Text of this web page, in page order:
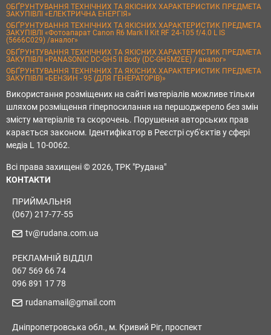
ОБҐРУНТУВАННЯ ТЕХНІЧНИХ ТА ЯКІСНИХ ХАРАКТЕРИСТИК ПРЕДМЕТА
ЗАКУПІВЛІ «ЕЛЕКТРИЧНА ЕНЕРГІЯ»
ОБҐРУНТУВАННЯ ТЕХНІЧНИХ ТА ЯКІСНИХ ХАРАКТЕРИСТИК ПРЕДМЕТА
ЗАКУПІВЛІ «Фотоапарат Canon R6 Mark II Kit RF 24-105 f/4.0 L IS
(5666C029) /аналог»
ОБҐРУНТУВАННЯ ТЕХНІЧНИХ ТА ЯКІСНИХ ХАРАКТЕРИСТИК ПРЕДМЕТА
ЗАКУПІВЛІ «PANASONIC DC-GH5 II Body (DC-GH5M2EE) / аналог»
ОБҐРУНТУВАННЯ ТЕХНІЧНИХ ТА ЯКІСНИХ ХАРАКТЕРИСТИК ПРЕДМЕТА
ЗАКУПІВЛІ «БЕНЗИН - 95 (ДЛЯ ГЕНЕРАТОРІВ)»
Використання розміщених на сайті матеріалів можливе тільки
шляхом розміщення гіперпосилання на першоджерело без змін
змісту матеріалів та скорочень. Порушення авторських прав
карається законом. Ідентифікатор в Реєстрі суб'єктів у сфері
медіа L 10-0062.
Всі права захищені © 2026, ТРК "Рудана"
КОНТАКТИ
ПРИЙМАЛЬНЯ
(067) 217-77-55
tv@rudana.com.ua
РЕКЛАМНІЙ ВІДДІЛ
067 569 66 74
096 891 17 78
rudanamail@gmail.com
Дніпропетровська обл., м. Кривий Ріг, проспект